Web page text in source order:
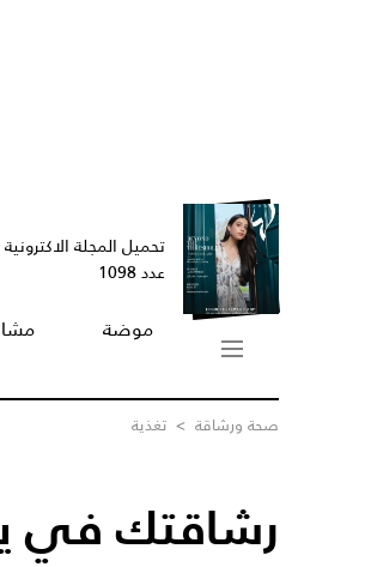
تحميل المجلة الاكترونية
عدد 1098
موضة
صحة ورشاقة > تغذية
رشاقتك في